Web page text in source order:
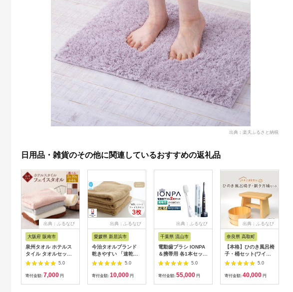
出典：楽天ふるさと納税
日用品・雑貨のその他に関連しているおすすめの返礼品
出典：ふるなび
大阪府 阪南市
泉州タオル ホテルス
タイル タオルセット
フェイスタオル 5枚
（スモーキーピンク）
5.0
寄付金額: 7,000 円
出典：ふるなび
愛媛県 新居浜市
今治タオルブランド
乾きやすい 「速乾」
シリーズ フェイスタ
オル 3枚セット（キャ
メル）
5.0
寄付金額: 10,000 円
出典：ふるなび
千葉県 流山市
電動歯ブラシ IONPA
＆携帯用 各1本セット
| 歯ブラシ
5.0
寄付金額: 55,000 円
出典：ふるなび
奈良県 高取町
【本格】ひのき風呂椅
子・桶セット(ワイド
24cm銅タガ)
【1112044】
5.0
寄付金額: 40,000 円